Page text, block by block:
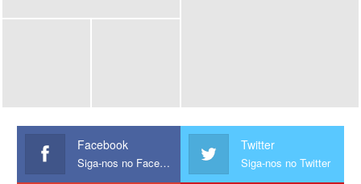
Facebook
Siga-nos no Facebook
Twitter
Siga-nos no Twitter